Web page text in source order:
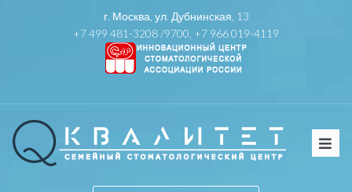
г. Москва, ул. Дубнинская, 13
+7 499 481-3208 /9700 +7 966 019-4119